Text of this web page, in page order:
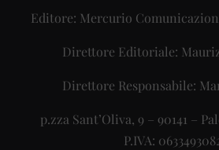
Editore: Mercurio
Direttore Editoriale:
Direttore Responsabile:
p.zza Sant’Oliva, 9 – 90141 –
P.IVA: